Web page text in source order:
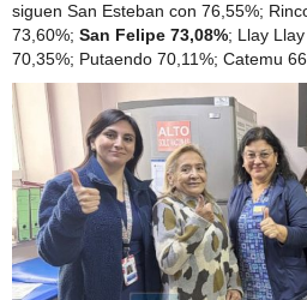
siguen San Esteban con 76,55%;
73,60%; San Felipe 73,08%; Llay
70,35%; Putaendo 70,11%; Catemu